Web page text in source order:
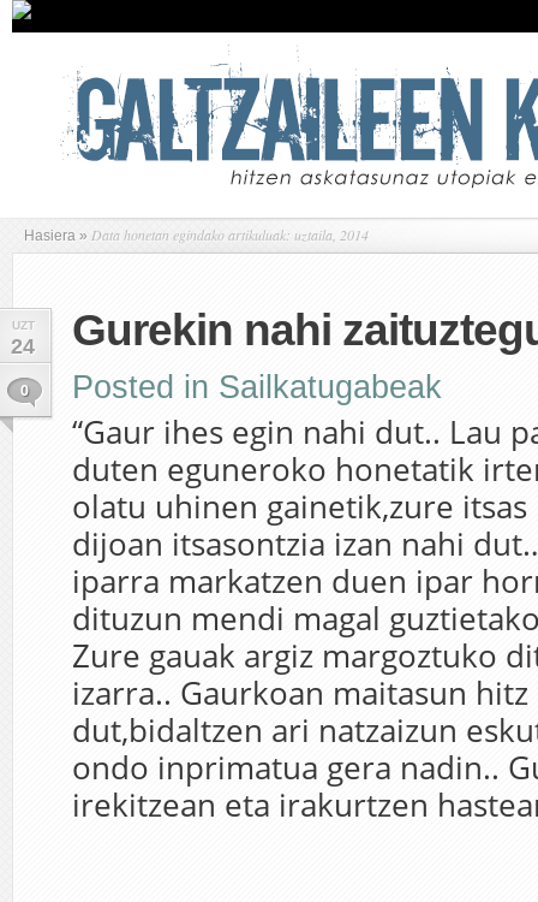
Hasiera » Data honetan egindako artikuluak: uztaila, 2014
UZT
24
0
Gurekin nahi
Posted in Sailkatugabeak
“Gaur ihes egin nahi dut.. Lau
duten eguneroko honetatik
olatu uhinen gainetik,zure
dijoan itsasontzia izan nahi
iparra markatzen duen ipar
dituzun mendi magal
Zure gauak argiz margoztuko
izarra.. Gaurkoan maitasun
dut,bidaltzen ari natzaizun
ondo inprimatua gera nadin..
irekitzean eta irakurtzen